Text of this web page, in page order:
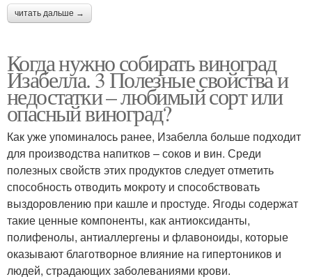
читать дальше →
Когда нужно собирать виноград
Изабелла. 3 Полезные свойства и
недостатки – любимый сорт или
опасный виноград?
Как уже упоминалось ранее, Изабелла больше подходит
для производства напитков – соков и вин. Среди
полезных свойств этих продуктов следует отметить
способность отводить мокроту и способствовать
выздоровлению при кашле и простуде. Ягоды содержат
такие ценные компоненты, как антиоксиданты,
полифенолы, антиаллергены и флавоноиды, которые
оказывают благотворное влияние на гипертоников и
людей, страдающих заболеваниями крови.